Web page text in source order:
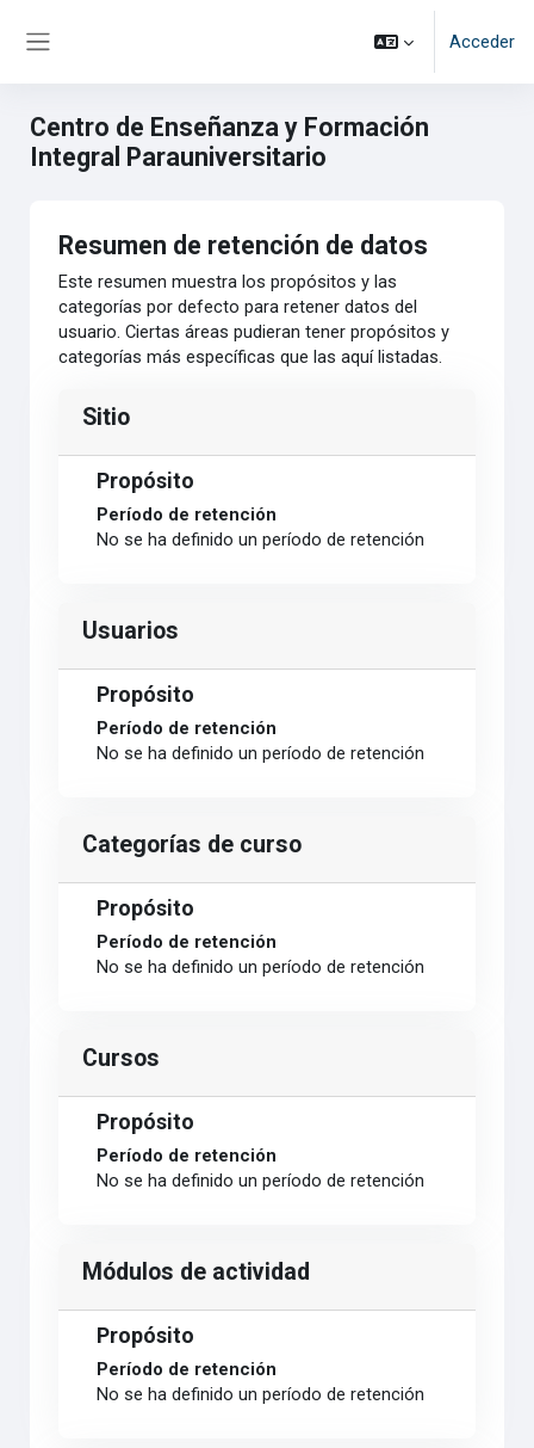
Acceder
Centro de Enseñanza y Formación
Integral Parauniversitario
Resumen de retención de datos
Este resumen muestra los propósitos y las
categorías por defecto para retener datos del
usuario. Ciertas áreas pudieran tener propósitos y
categorías más específicas que las aquí listadas.
Sitio
Propósito
Período de retención
No se ha definido un período de retención
Usuarios
Propósito
Período de retención
No se ha definido un período de retención
Categorías de curso
Propósito
Período de retención
No se ha definido un período de retención
Cursos
Propósito
Período de retención
No se ha definido un período de retención
Módulos de actividad
Propósito
Período de retención
No se ha definido un período de retención